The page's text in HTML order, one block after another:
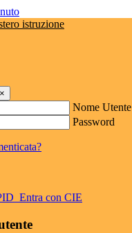
×
Nome Utente
Password
Entra con CIE